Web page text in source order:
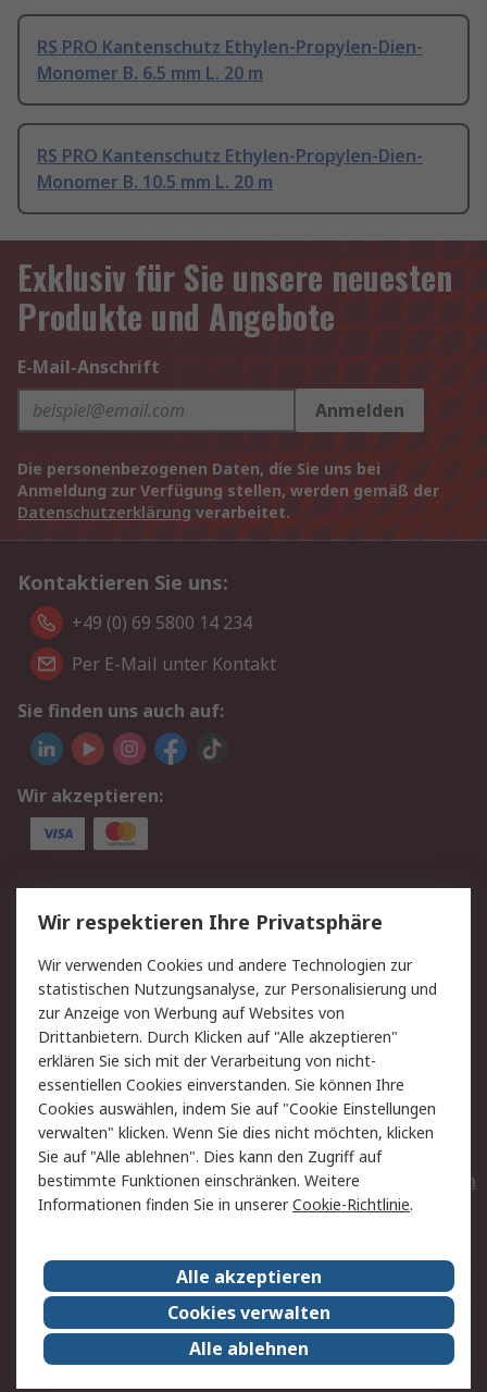
RS PRO Kantenschutz Ethylen-Propylen-Dien-
Monomer B. 6.5 mm L. 20 m
RS PRO Kantenschutz Ethylen-Propylen-Dien-
Monomer B. 10.5 mm L. 20 m
Exklusiv für Sie unsere neuesten
Produkte und Angebote
E-Mail-Anschrift
Anmelden
Die personenbezogenen Daten, die Sie uns bei
Anmeldung zur Verfügung stellen, werden gemäß der
Datenschutzerklärung verarbeitet.
Kontaktieren Sie uns:
+49 (0) 69 5800 14 234
Per E-Mail unter Kontakt
Sie finden uns auch auf:
Wir akzeptieren:
Service
Value Added Services
Lieferlösungen
Rücksendungen
Kontakt
Hilfe
Privatkunden
Rechtliches
AGB
Datenschutz
Cookie-Richtlinie
Zahlungsbedingungen
Copyright/Impressum
Entsorgung
Elektrogeräte/Batterien
RS weltweit
Karriere bei RS
Nachhaltigkeit
Qualität/Umwelt/ZertifikatePresse-Center
Event-Center
Wir respektieren Ihre Privatsphäre
Wir verwenden Cookies und andere Technologien zur
statistischen Nutzungsanalyse, zur Personalisierung und
zur Anzeige von Werbung auf Websites von
Drittanbietern. Durch Klicken auf "Alle akzeptieren"
erklären Sie sich mit der Verarbeitung von nicht-
essentiellen Cookies einverstanden. Sie können Ihre
Cookies auswählen, indem Sie auf "Cookie Einstellungen
verwalten" klicken. Wenn Sie dies nicht möchten, klicken
Sie auf "Alle ablehnen". Dies kann den Zugriff auf
bestimmte Funktionen einschränken. Weitere
Informationen finden Sie in unsererCookie-Richtlinie.
Alle akzeptieren
Cookies verwalten
Alle ablehnen